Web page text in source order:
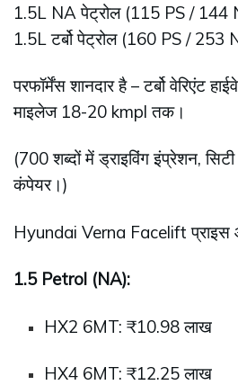
1.5L NA पेट्रोल (115 PS / 144
1.5L टर्बो पेट्रोल (160 PS /
परफॉर्मेंस शानदार है – टर्बो वेरिएंट
माइलेज 18-20 kmpl तक।
(700 शब्दों में ड्राइविंग इंप्रेशन,
कंपेयर।)
Hyundai Verna Facelift प्राइस
1.5 Petrol (NA):
HX2 6MT: ₹10.98 लाख
HX4 6MT: ₹12.25 लाख